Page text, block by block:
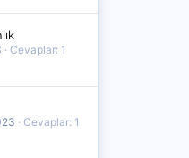
Cevaplar: 1
Cevaplar: 1